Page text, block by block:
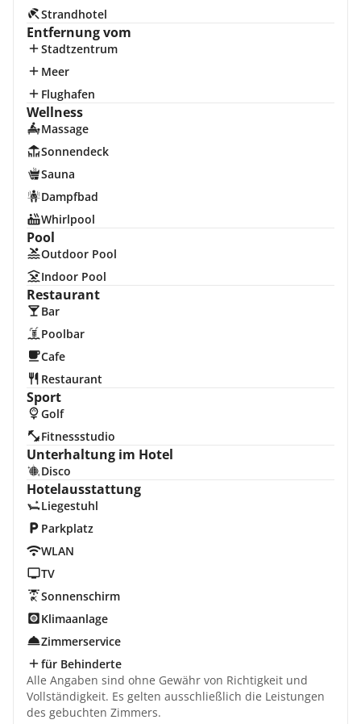
Strandhotel
Entfernung vom
Stadtzentrum
Meer
Flughafen
Wellness
Massage
Sonnendeck
Sauna
Dampfbad
Whirlpool
Pool
Outdoor Pool
Indoor Pool
Restaurant
Bar
Poolbar
Cafe
Restaurant
Sport
Golf
Fitnessstudio
Unterhaltung im Hotel
Disco
Hotelausstattung
Liegestuhl
Parkplatz
WLAN
TV
Sonnenschirm
Klimaanlage
Zimmerservice
für Behinderte
Alle Angaben sind ohne Gewähr von Richtigkeit und
Vollständigkeit. Es gelten ausschließlich die Leistungen
des gebuchten Zimmers.